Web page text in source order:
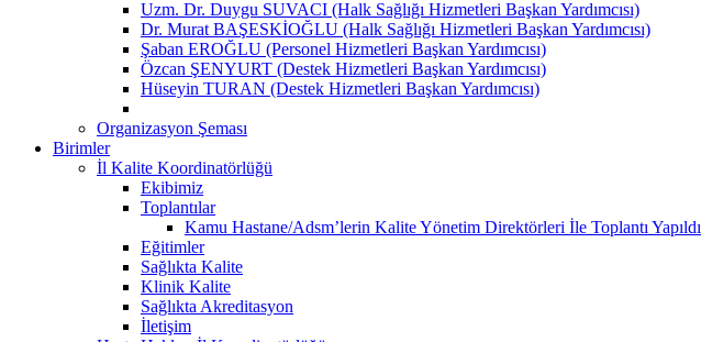
Uzm. Dr. Duygu SUVACI (Halk Sağlığı Hizmetleri Başkan Yardımcısı)
Dr. Murat BAŞESKİOĞLU (Halk Sağlığı Hizmetleri Başkan Yardımcısı)
Şaban EROĞLU (Personel Hizmetleri Başkan Yardımcısı)
Özcan ŞENYURT (Destek Hizmetleri Başkan Yardımcısı)
Hüseyin TURAN (Destek Hizmetleri Başkan Yardımcısı)
Organizasyon Şeması
Birimler
İl Kalite Koordinatörlüğü
Ekibimiz
Toplantılar
Kamu Hastane/Adsm’lerin Kalite Yönetim Direktörleri İle Toplantı Yapıldı
Eğitimler
Sağlıkta Kalite
Klinik Kalite
Sağlıkta Akreditasyon
İletişim